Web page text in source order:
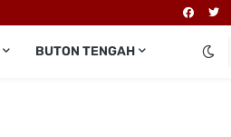
BUTON TENGAH